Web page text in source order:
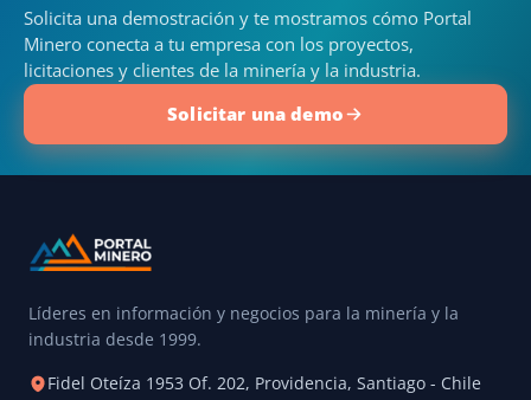
Solicita una demostración y te mostramos cómo Portal
Minero conecta a tu empresa con los proyectos,
licitaciones y clientes de la minería y la industria.
Solicitar una demo
Líderes en información y negocios para la minería y la
industria desde 1999.
Fidel Oteíza 1953 Of. 202, Providencia, Santiago - Chile